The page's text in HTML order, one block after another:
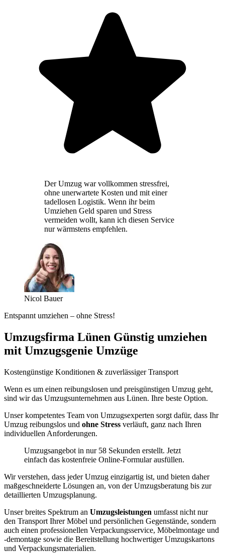
Der Umzug war vollkommen stressfrei,
ohne unerwartete Kosten und mit einer
tadellosen Logistik. Wenn ihr beim
Umziehen Geld sparen und Stress
vermeiden wollt, kann ich diesen Service
nur wärmstens empfehlen.
Nicol Bauer
Entspannt umziehen – ohne Stress!
Umzugsfirma Lünen Günstig umziehen
mit Umzugsgenie Umzüge
Kostengünstige Konditionen & zuverlässiger Transport
Wenn es um einen reibungslosen und preisgünstigen Umzug geht,
sind wir das Umzugsunternehmen aus Lünen. Ihre beste Option.
Unser kompetentes Team von Umzugsexperten sorgt dafür, dass Ihr
Umzug reibungslos und ohne Stress verläuft, ganz nach Ihren
individuellen Anforderungen.
Umzugsangebot in nur 58 Sekunden erstellt. Jetzt
einfach das kostenfreie Online-Formular ausfüllen.
Wir verstehen, dass jeder Umzug einzigartig ist, und bieten daher
maßgeschneiderte Lösungen an, von der Umzugsberatung bis zur
detaillierten Umzugsplanung.
Unser breites Spektrum an Umzugsleistungen umfasst nicht nur
den Transport Ihrer Möbel und persönlichen Gegenstände, sondern
auch einen professionellen Verpackungsservice, Möbelmontage und
-demontage sowie die Bereitstellung hochwertiger Umzugskartons
und Verpackungsmaterialien.